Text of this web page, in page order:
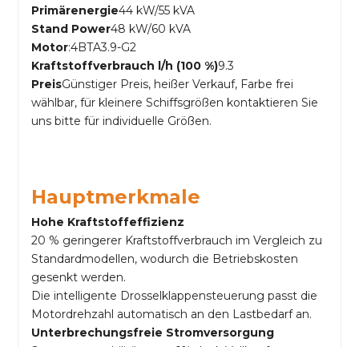
Primärenergie44 kW/55 kVA
Stand Power48 kW/60 kVA
Motor:4BTA3.9-G2
Kraftstoffverbrauch l/h (100 %)9.3
PreisGünstiger Preis, heißer Verkauf, Farbe frei
wählbar, für kleinere Schiffsgrößen kontaktieren Sie
uns bitte für individuelle Größen.
Hauptmerkmale
Hohe Kraftstoffeffizienz
20 % geringerer Kraftstoffverbrauch im Vergleich zu
Standardmodellen, wodurch die Betriebskosten
gesenkt werden.
Die intelligente Drosselklappensteuerung passt die
Motordrehzahl automatisch an den Lastbedarf an.
Unterbrechungsfreie Stromversorgung